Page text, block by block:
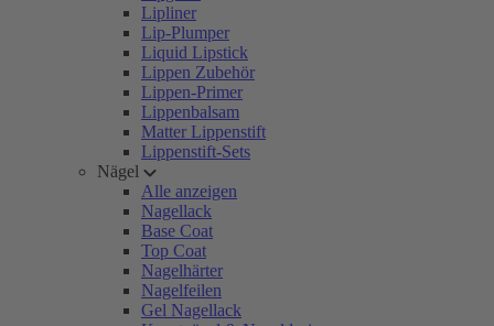
Lipliner
Lip-Plumper
Liquid Lipstick
Lippen Zubehör
Lippen-Primer
Lippenbalsam
Matter Lippenstift
Lippenstift-Sets
Nägel
Alle anzeigen
Nagellack
Base Coat
Top Coat
Nagelhärter
Nagelfeilen
Gel Nagellack